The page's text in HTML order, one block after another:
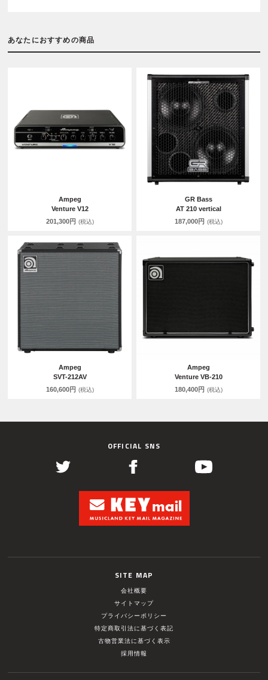
あなたにおすすめの商品
Ampeg
Venture V12
201,300円 (税込)
GR Bass
AT 210 vertical
187,000円 (税込)
Ampeg
SVT-212AV
160,600円 (税込)
Ampeg
Venture VB-210
180,400円 (税込)
OFFICIAL SNS
SITE MAP
会社概要
サイトマップ
プライバシーポリシー
特定商取引法に基づく表記
古物営業法に基づく表示
採用情報